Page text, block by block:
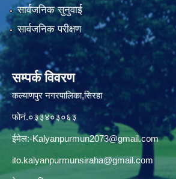
सार्वजनिक सुनुवाई
सार्वजनिक परीक्षण
सम्पर्क विवरण
कल्याणपुर नगरपालिका,सिरहा
फोनं.०३३४०३०६३
ईमेल:-Kalyanpurmun2073@gmail.com
ito.kalyanpurmunsiraha@gmail.com